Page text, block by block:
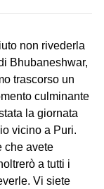
non rivederla
Bhubaneshwar,
trascorso un
culminante
la giornata
vicino a Puri.
che avete
a tutti i
Vi siete